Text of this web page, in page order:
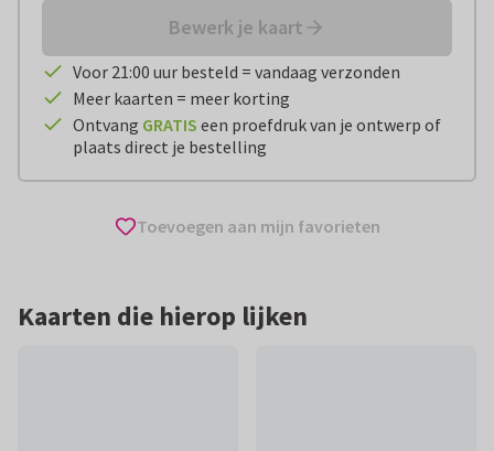
Bewerk je kaart
Voor 21:00 uur besteld = vandaag verzonden
Meer kaarten = meer korting
Ontvang GRATIS een proefdruk van je ontwerp of
plaats direct je bestelling
Toevoegen aan mijn favorieten
Kaarten die hierop lijken